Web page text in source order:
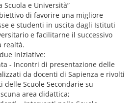
Scuola e Università”
di favorire una migliore
e studenti in uscita dagli Istituti
e facilitarne il successivo
realtà.
iniziative:
- Incontri di presentazione delle
da docenti di Sapienza e rivolti
delle Scuole Secondarie su
area didattica;